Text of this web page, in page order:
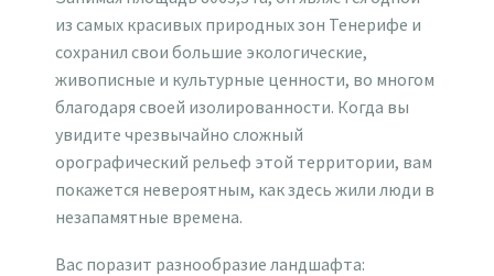
из самых красивых природных зон Тенерифе и
сохранил свои большие экологические,
живописные и культурные ценности, во многом
благодаря своей изолированности. Когда вы
увидите чрезвычайно сложный
орографический рельеф этой территории, вам
покажется невероятным, как здесь жили люди в
незапамятные времена.
Вас поразит разнообразие ландшафта: